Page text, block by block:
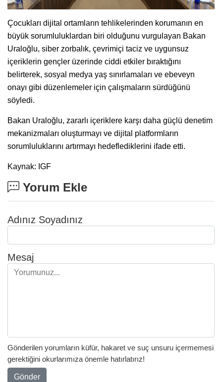
Çocukları dijital ortamların tehlikelerinden korumanın en
büyük sorumluluklardan biri olduğunu vurgulayan Bakan
Uraloğlu, siber zorbalık, çevrimiçi taciz ve uygunsuz
içeriklerin gençler üzerinde ciddi etkiler bıraktığını
belirterek, sosyal medya yaş sınırlamaları ve ebeveyn
onayı gibi düzenlemeler için çalışmaların sürdüğünü
söyledi.
Bakan Uraloğlu, zararlı içeriklere karşı daha güçlü denetim
mekanizmaları oluşturmayı ve dijital platformların
sorumluluklarını artırmayı hedeflediklerini ifade etti.
Kaynak: IGF
Yorum Ekle
Adınız Soyadınız
Mesaj
Gönderilen yorumların küfür, hakaret ve suç unsuru içermemesi
gerektiğini okurlarımıza önemle hatırlatırız!
Gönder